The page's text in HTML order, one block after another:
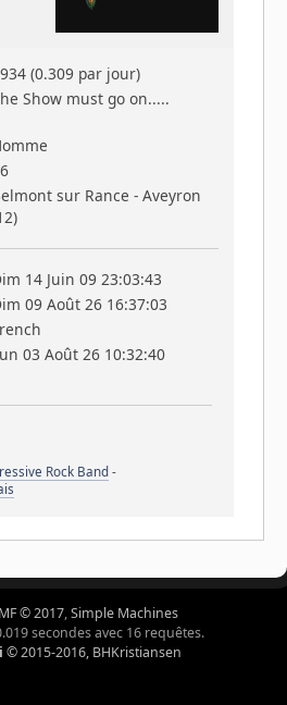
(0.309 par jour)
Show must go on.....
sur Rance - Aveyron
14 Juin 09 23:03:43
09 Août 26 16:37:03
03 Août 26 10:32:40
Rock Band -
© 2017,Simple Machines
secondes avec 16 requêtes.
© 2015-2016, BHKristiansen